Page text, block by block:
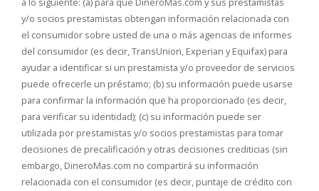
y/o socios prestamistas obtengan información relacionada con
el consumidor sobre usted de una o más agencias de informes
del consumidor (es decir, TransUnion, Experian y Equifax) para
ayudar a identificar si un prestamista y/o proveedor de servicios
puede ofrecerle un préstamo; (b) su información puede usarse
para confirmar la información que ha proporcionado (es decir,
para verificar su identidad); (c) su información puede ser
utilizada por prestamistas y/o socios prestamistas para tomar
decisiones de precalificación y otras decisiones crediticias (sin
embargo, DineroMas.com no compartirá su información
relacionada con el consumidor (es decir, puntaje de crédito con